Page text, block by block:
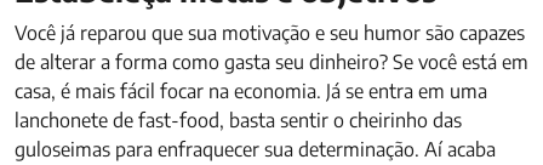
Você já reparou que sua motivação e seu humor são capazes
de alterar a forma como gasta seu dinheiro? Se você está em
casa, é mais fácil focar na economia. Já se entra em uma
lanchonete de fast-food, basta sentir o cheirinho das
guloseimas para enfraquecer sua determinação. Aí acaba